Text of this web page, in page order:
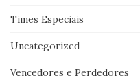
Times Especiais
Uncategorized
Vencedores e Perdedores